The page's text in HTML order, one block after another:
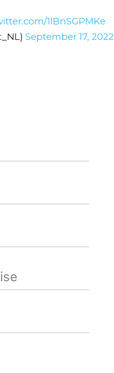
1lBnSGPMKe
September 17, 2022